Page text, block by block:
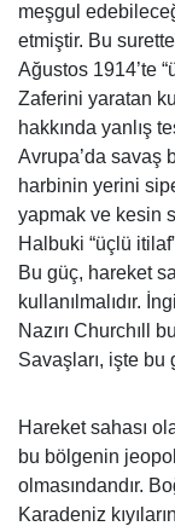
meşgul
etmiştir. Bu
Ağustos 1914’te
Zaferini yaratan
hakkında yanlış
Avrupa’da savaş
harbinin yerini
yapmak ve kesin
Halbuki “üçlü
Bu güç, hareket
kullanılmalıdır.
Nazırı Churchıll
Savaşları, işte
Hareket sahası
bu bölgenin
olmasındandır.
Karadeniz